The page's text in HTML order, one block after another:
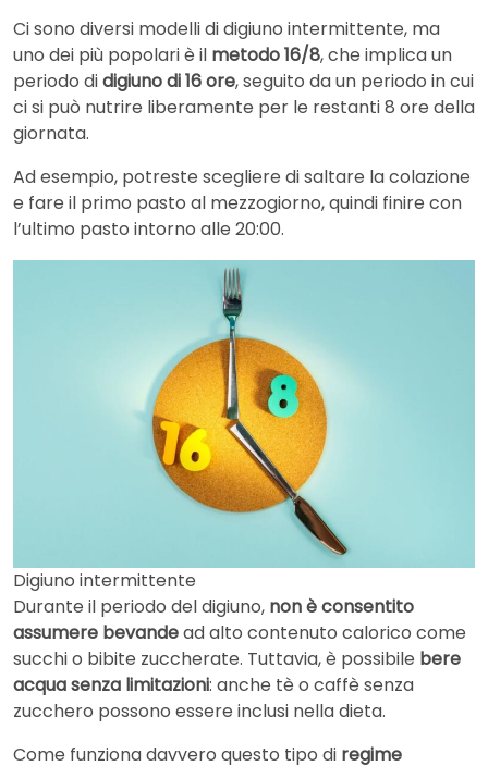
Ci sono diversi modelli di digiuno intermittente, ma
uno dei più popolari è il metodo 16/8, che implica un
periodo didigiuno di 16 ore, seguito da un periodo in cui
ci si può nutrire liberamente per le restanti 8 ore della
giornata.
Ad esempio, potreste scegliere di saltare la colazione
e fare il primo pasto al mezzogiorno, quindi finire con
l’ultimo pasto intorno alle 20:00.
Digiuno intermittente
Durante il periodo del digiuno, non è consentito
assumere bevandead alto contenuto calorico come
succhi o bibite zuccherate. Tuttavia, è possibile bere
acqua senza limitazioni: anche tè o caffè senza
zucchero possono essere inclusi nella dieta.
Come funziona davvero questo tipo di regime